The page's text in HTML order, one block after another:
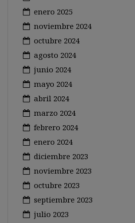
enero 2025
noviembre 2024
octubre 2024
agosto 2024
junio 2024
mayo 2024
abril 2024
marzo 2024
febrero 2024
enero 2024
diciembre 2023
noviembre 2023
octubre 2023
septiembre 2023
julio 2023